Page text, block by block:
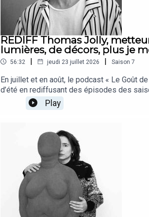
REDIFF Thomas Jolly,
lumières, de décors, plus je
56:32 | jeudi 23 juillet 2026 | Saison 7
En juillet et en août, le podcast « Le Goût
d’été en rediffusant des épisodes des
d’ouverture des Jeux Olympiques de
contemporaine, joyeuse et ouverte sur le
autre que Thomas Jolly, directeur
de Villeurbanne était l’invité du « Goût de
Dorfmann.Depuis sept saisons, la
elles soient créateurs, artistes, cuisiniers
construction d’un corpus de goûts, d’un
Lisarelli et Juliette SavardRéalisation :
Play